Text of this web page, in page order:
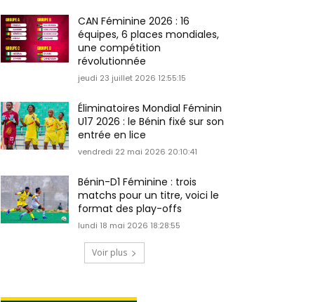
CAN Féminine 2026 : 16
équipes, 6 places mondiales,
une compétition
révolutionnée
jeudi 23 juillet 2026 12:55:15
Éliminatoires Mondial Féminin
U17 2026 : le Bénin fixé sur son
entrée en lice
vendredi 22 mai 2026 20:10:41
Bénin-D1 Féminine : trois
matchs pour un titre, voici le
format des play-offs
lundi 18 mai 2026 18:28:55
Voir plus